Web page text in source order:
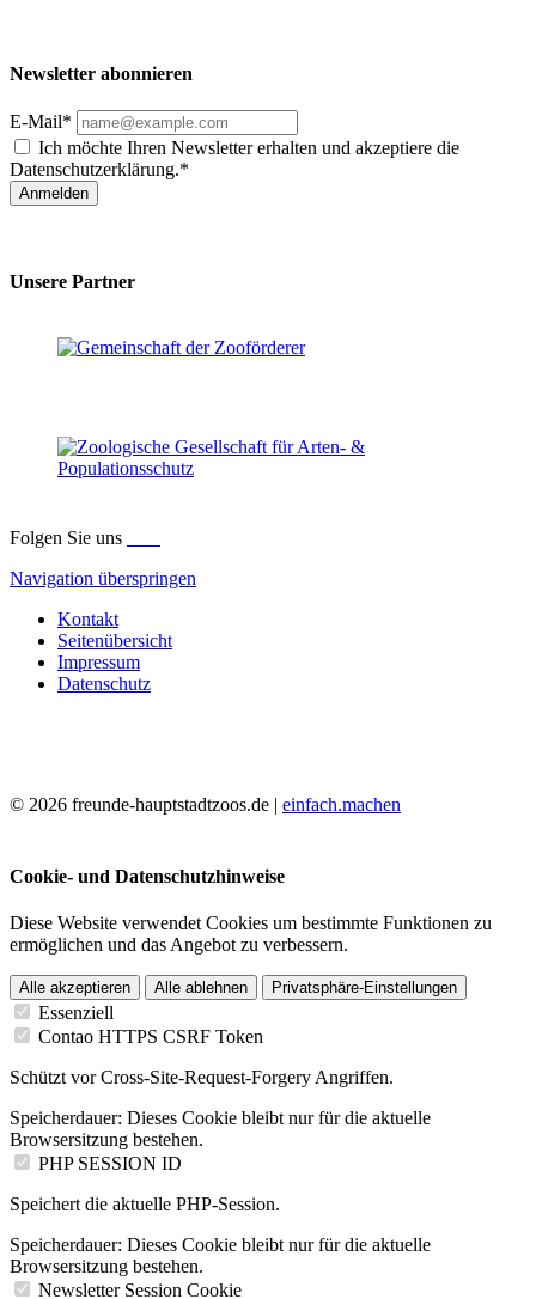
Newsletter abonnieren
E-Mail*
Ich möchte Ihren Newsletter erhalten und akzeptiere die
Datenschutzerklärung.*
Anmelden
Unsere Partner
Folgen Sie uns
Navigation überspringen
Kontakt
Seitenübersicht
Impressum
Datenschutz
© 2026 freunde-hauptstadtzoos.de | einfach.machen
Cookie- und Datenschutzhinweise
Diese Website verwendet Cookies um bestimmte Funktionen zu
ermöglichen und das Angebot zu verbessern.
Alle akzeptieren Alle ablehnen Privatsphäre-Einstellungen
Essenziell
Contao HTTPS CSRF Token
Schützt vor Cross-Site-Request-Forgery Angriffen.
Speicherdauer: Dieses Cookie bleibt nur für die aktuelle
Browsersitzung bestehen.
PHP SESSION ID
Speichert die aktuelle PHP-Session.
Speicherdauer: Dieses Cookie bleibt nur für die aktuelle
Browsersitzung bestehen.
Newsletter Session Cookie